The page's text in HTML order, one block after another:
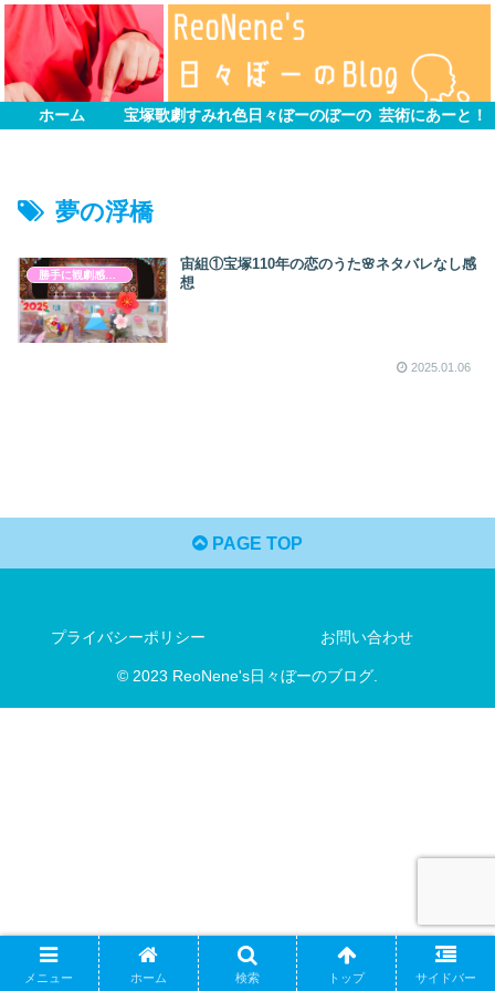
ホーム 宝塚歌劇すみれ色日々ぼーのぼーの 芸術にあーと！
夢の浮橋
宙組①宝塚110年の恋のうた🌸ネタバレなし感
想
2025.01.06
PAGE TOP
プライバシーポリシー お問い合わせ
© 2023 ReoNene's日々ぼーのブログ.
メニュー ホーム 検索 トップ サイドバー